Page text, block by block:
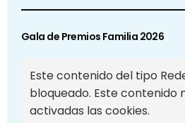
Gala de Premios Familia 2026
Este contenido del tipo
bloqueado. Este contenido
activadas las cookies.